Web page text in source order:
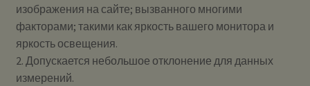
изображения на сайте; вызванного многими
факторами; такими как яркость вашего монитора и
яркость освещения.
2. Допускается небольшое отклонение для данных
измерений.